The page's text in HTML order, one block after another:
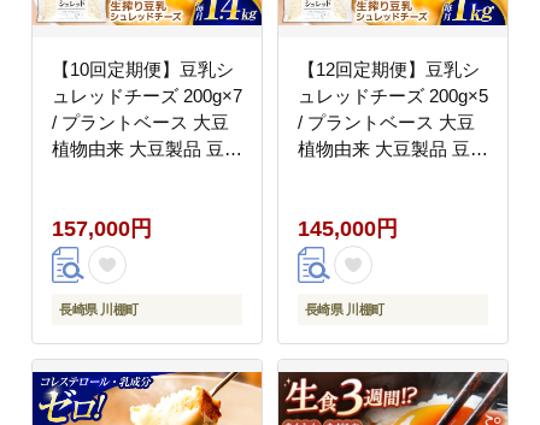
【10回定期便】豆乳シ
ュレッドチーズ 200g×7
/ プラントベース 大豆
植物由来 大豆製品 豆乳
ギー対応 ヘルシー コレ
ステロールゼロ ソイミ
ルク 健康 乳製品不使用
低カロリー パック【大
157,000円
長崎県 川棚町
【12回定期便】豆乳シ
ュレッドチーズ 200g×5
/ プラントベース 大豆
植物由来 大豆製品 豆乳
ギー対応 ヘルシー コレ
ステロールゼロ ソイミ
ルク 健康 乳製品不使用
低カロリー パック【大
145,000円
長崎県 川棚町